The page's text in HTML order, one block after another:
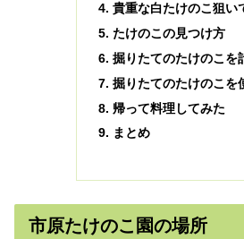
貴重な白たけのこ狙い
たけのこの見つけ方
掘りたてのたけのこを
掘りたてのたけのこを
帰って料理してみた
まとめ
市原たけのこ園の場所